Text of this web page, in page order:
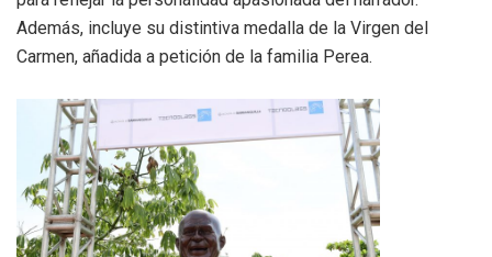
Además, incluye su distintiva medalla de la Virgen del
Carmen, añadida a petición de la familia Perea.